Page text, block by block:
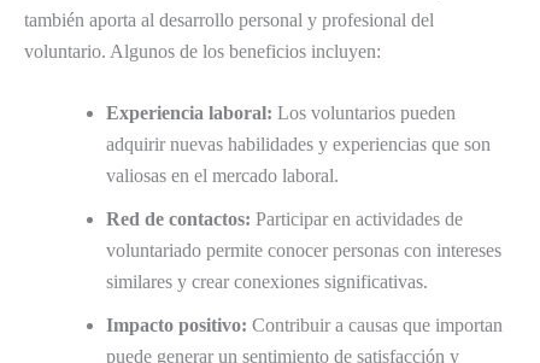
también aporta al desarrollo personal y profesional del
voluntario. Algunos de los beneficios incluyen:
Experiencia laboral: Los voluntarios pueden
adquirir nuevas habilidades y experiencias que son
valiosas en el mercado laboral.
Red de contactos: Participar en actividades de
voluntariado permite conocer personas con intereses
similares y crear conexiones significativas.
Impacto positivo: Contribuir a causas que importan
puede generar un sentimiento de satisfacción y